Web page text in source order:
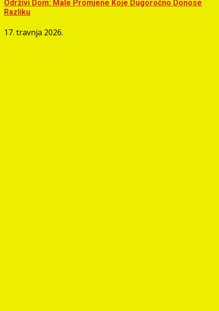
Održivi Dom: Male Promjene Koje Dugoročno Donose
Razliku
17. travnja 2026.